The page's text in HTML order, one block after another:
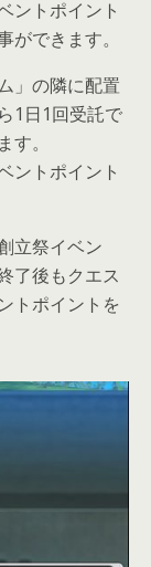
ントポイント
できます。
」の隣に配置
1日1回受託で
。
ントポイント
立祭イベン
了後もクエス
トポイントを